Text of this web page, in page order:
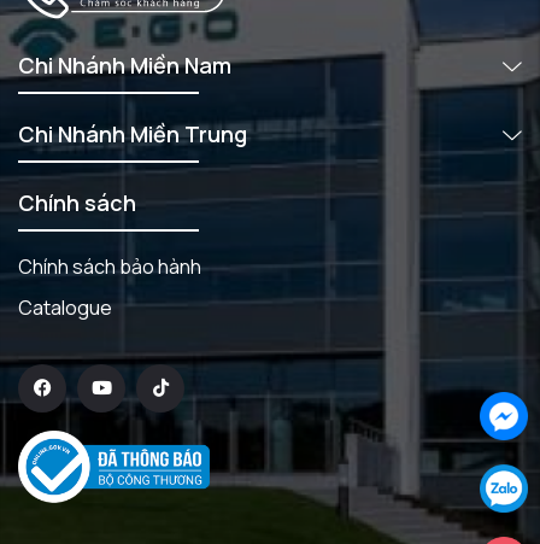
Chi Nhánh Miền Nam
Chi Nhánh Miền Trung
Chính sách
Chính sách bảo hành
Catalogue